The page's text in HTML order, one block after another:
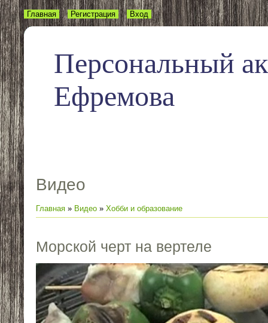
Персональный
Ефремова
Главная Регистрация Вход
Видео
Главная » Видео » Хобби и образование
Морской черт на вертеле